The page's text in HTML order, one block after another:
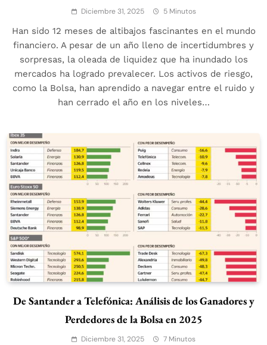
Diciembre 31, 2025 5 Minutos
Han sido 12 meses de altibajos fascinantes en el mundo
financiero. A pesar de un año lleno de incertidumbres y
sorpresas, la oleada de liquidez que ha inundado los
mercados ha logrado prevalecer. Los activos de riesgo,
como la Bolsa, han aprendido a navegar entre el ruido y
han cerrado el año en los niveles…
De Santander a Telefónica: Análisis de los Ganadores y
Perdedores de la Bolsa en 2025
Diciembre 31, 2025 7 Minutos